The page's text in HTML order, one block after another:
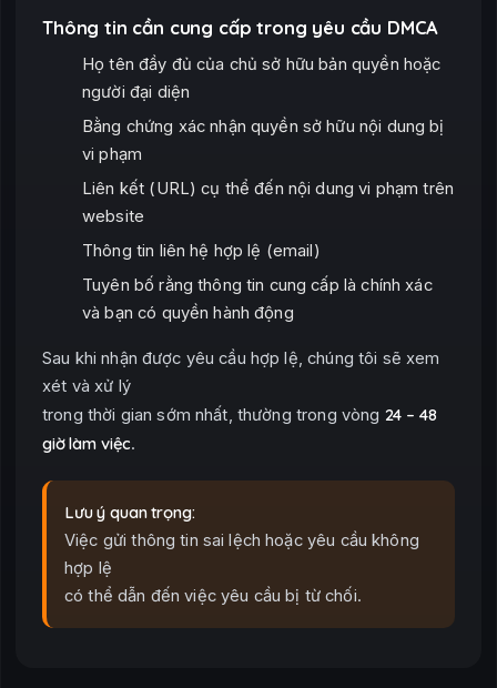
Thông tin cần cung cấp trong yêu cầu DMCA
Họ tên đầy đủ của chủ sở hữu bản quyền hoặc
người đại diện
Bằng chứng xác nhận quyền sở hữu nội dung bị
vi phạm
Liên kết (URL) cụ thể đến nội dung vi phạm trên
website
Thông tin liên hệ hợp lệ (email)
Tuyên bố rằng thông tin cung cấp là chính xác
và bạn có quyền hành động
Sau khi nhận được yêu cầu hợp lệ, chúng tôi sẽ xem
xét và xử lý
trong thời gian sớm nhất, thường trong vòng 24 – 48
giờ làm việc.
Lưu ý quan trọng:
Việc gửi thông tin sai lệch hoặc yêu cầu không
hợp lệ
có thể dẫn đến việc yêu cầu bị từ chối.